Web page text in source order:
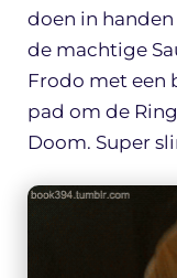
doen in handen
de machtige
Frodo met een
pad om de
Doom. Super